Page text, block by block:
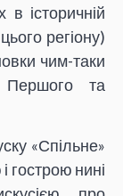
в історичній
регіону)
чим-таки
Першого та
«Спільне»
гострою нині